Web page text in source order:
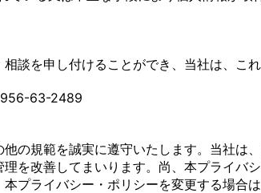
談を申し付けることができ、当社は、こ
63-2489
の規範を誠実に遵守いたします。当社は
を改善してまいります。尚、本プライバ
プライバシー・ポリシーを変更する場合